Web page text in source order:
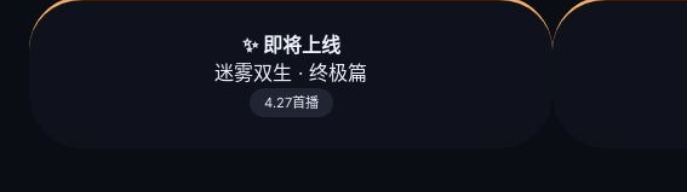
✨ 即将上线
迷雾双生 · 终极篇
4.27首播